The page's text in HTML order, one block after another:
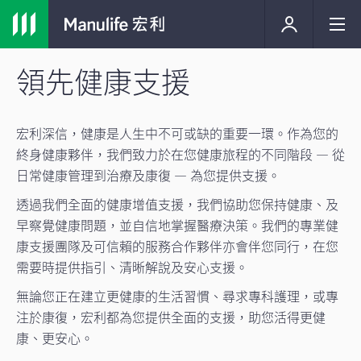
領先健康支援
宏利深信，健康是人生中不可或缺的重要一環。作為您的
終身健康夥伴，我們致力於在您健康旅程的不同階段 — 從
日常健康管理到治療及康復 — 為您提供支援。
透過我們全面的健康增值支援，我們協助您保持健康、及
早察覺健康問題，並自信地掌握醫療決策。我們的專業健
康支援團隊及可信賴的服務合作夥伴亦會伴您同行，在您
需要時提供指引、清晰解說及安心支援。
無論您正在建立更健康的生活習慣、尋求專科護理，或專
注於康復，宏利都為您提供全面的支援，助您活得更健
康、更安心。